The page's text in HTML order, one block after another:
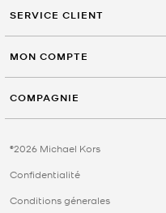
SERVICE CLIENT
MON COMPTE
COMPAGNIE
©2026 Michael Kors
Confidentialité
Conditions génerales